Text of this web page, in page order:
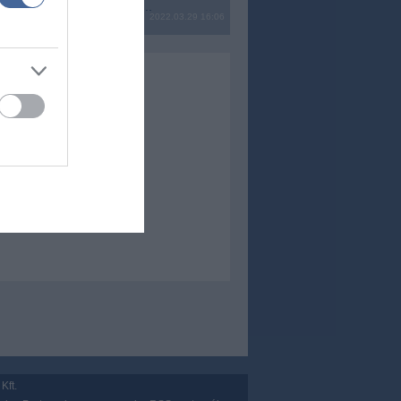
Ide minden baromságot...